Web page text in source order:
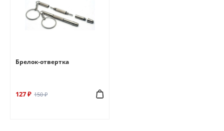
Брелок-отвертка
127 ₽ 150 ₽